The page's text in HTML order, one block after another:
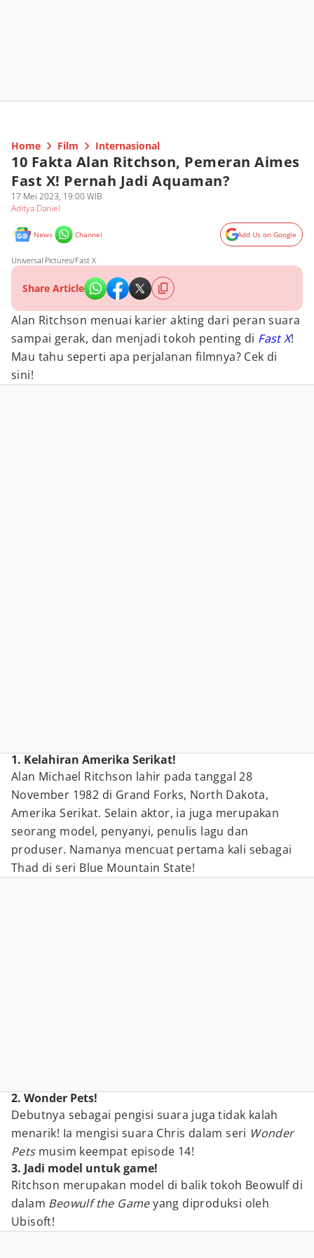
Home Film Internasional
10 Fakta Alan Ritchson, Pemeran Aimes
Fast X! Pernah Jadi Aquaman?
17 Mei 2023, 19:00 WIB
Aditya Daniel
News Channel Add Us on Google
Universal Pictures/Fast X
Share Article
Alan Ritchson menuai karier akting dari peran suara
sampai gerak, dan menjadi tokoh penting di Fast X!
Mau tahu seperti apa perjalanan filmnya? Cek di
sini!
1. Kelahiran Amerika Serikat!
Alan Michael Ritchson lahir pada tanggal 28
November 1982 di Grand Forks, North Dakota,
Amerika Serikat. Selain aktor, ia juga merupakan
seorang model, penyanyi, penulis lagu dan
produser. Namanya mencuat pertama kali sebagai
Thad di seri Blue Mountain State!
2. Wonder Pets!
Debutnya sebagai pengisi suara juga tidak kalah
menarik! Ia mengisi suara Chris dalam seri Wonder
Pets musim keempat episode 14!
3. Jadi model untuk game!
Ritchson merupakan model di balik tokoh Beowulf di
dalam Beowulf the Gameyang diproduksi oleh
Ubisoft!